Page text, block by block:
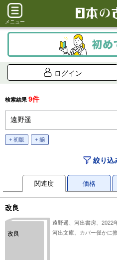
メニュー
ログイン
検索結果 9件
+ 初版 + 揃
絞り込
関連度 価格
改良
改良
遠野遥、河出書房、2022
河出文庫。カバー僅かに